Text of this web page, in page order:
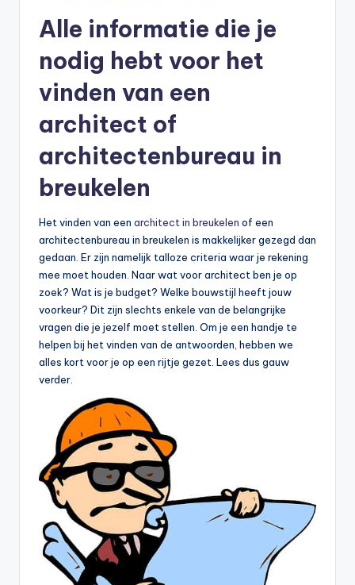
Alle informatie die je
nodig hebt voor het
vinden van een
architect of
architectenbureau in
breukelen
Het vinden van een architect in breukelen of een
architectenbureau in breukelen is makkelijker gezegd dan
gedaan. Er zijn namelijk talloze criteria waar je rekening
mee moet houden. Naar wat voor architect ben je op
zoek? Wat is je budget? Welke bouwstijl heeft jouw
voorkeur? Dit zijn slechts enkele van de belangrijke
vragen die je jezelf moet stellen. Om je een handje te
helpen bij het vinden van de antwoorden, hebben we
alles kort voor je op een rijtje gezet. Lees dus gauw
verder.